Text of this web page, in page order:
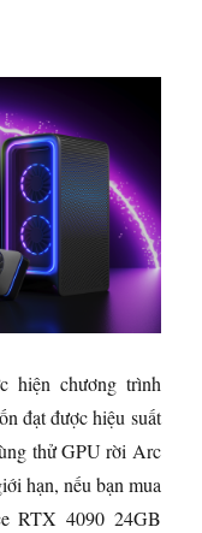
hiện chương trình
đạt được hiệu suất
thử GPU rời Arc
hạn, nếu bạn mua
RTX 4090 24GB